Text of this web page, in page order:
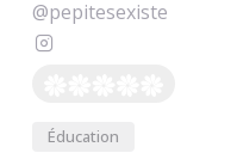
@pepitesexiste
Éducation